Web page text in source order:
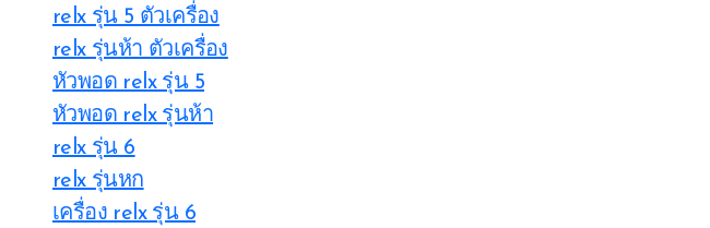
relx รุ่น 5 ตัวเครื่อง
relx รุ่นห้า ตัวเครื่อง
หัวพอด relx รุ่น 5
หัวพอด relx รุ่นห้า
relx รุ่น 6
relx รุ่นหก
เครื่อง relx รุ่น 6